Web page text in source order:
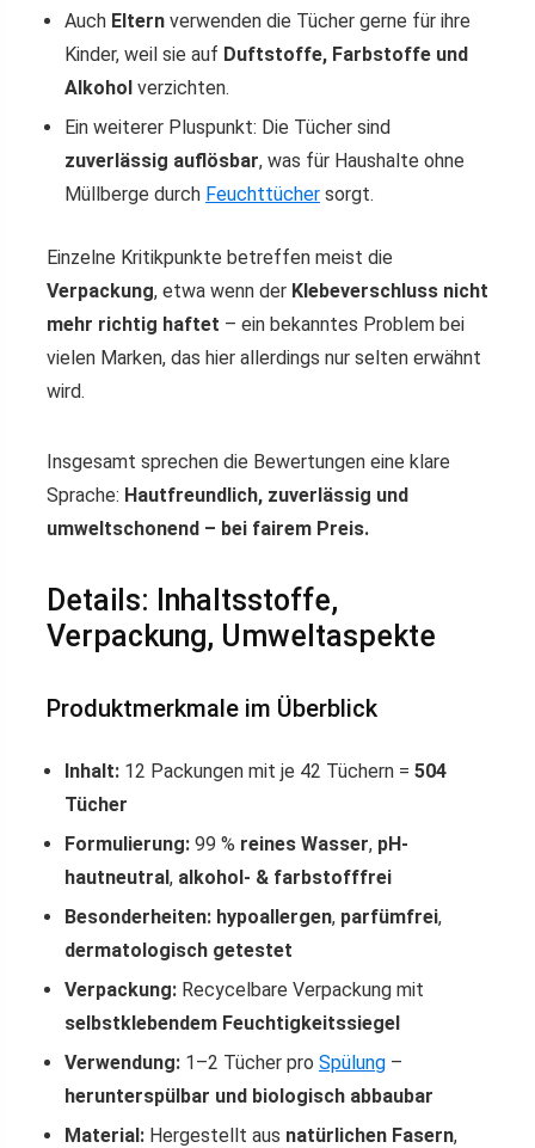
Auch Eltern verwenden die Tücher gerne für ihre
Kinder, weil sie auf Duftstoffe, Farbstoffe und
Alkohol verzichten.
Ein weiterer Pluspunkt: Die Tücher sind
zuverlässig auflösbar, was für Haushalte ohne
Müllberge durch Feuchttücher sorgt.
Einzelne Kritikpunkte betreffen meist die
Verpackung, etwa wenn der Klebeverschluss nicht
mehr richtig haftet – ein bekanntes Problem bei
vielen Marken, das hier allerdings nur selten erwähnt
wird.
Insgesamt sprechen die Bewertungen eine klare
Sprache: Hautfreundlich, zuverlässig und
umweltschonend – bei fairem Preis.
Details: Inhaltsstoffe,
Verpackung, Umweltaspekte
Produktmerkmale im Überblick
Inhalt: 12 Packungen mit je 42 Tüchern = 504
Tücher
Formulierung: 99 % reines Wasser, pH-
hautneutral, alkohol- & farbstofffrei
Besonderheiten: hypoallergen, parfümfrei,
dermatologisch getestet
Verpackung: Recycelbare Verpackung mit
selbstklebendem Feuchtigkeitssiegel
Verwendung: 1–2 Tücher pro Spülung –
herunterspülbar und biologisch abbaubar
Material: Hergestellt aus natürlichen Fasern,